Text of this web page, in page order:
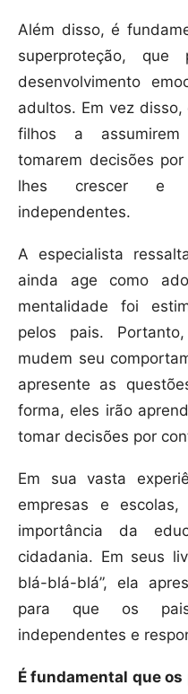
Além disso, é
superproteção,
desenvolvimento
adultos. Em vez
filhos a
tomarem decisões
lhes crescer e
independentes.
A especialista
ainda age como
mentalidade foi
pelos pais.
mudem seu
apresente as
forma, eles irão
tomar decisões por
Em sua vasta
empresas e
importância da
cidadania. Em seus
blá-blá-blá”, ela
para que os
independentes e
É fundamental que